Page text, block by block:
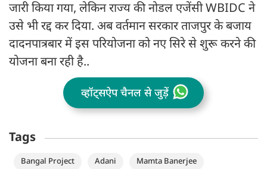
जारी किया गया, लेकिन राज्य की नोडल एजेंसी WBIDC ने
उसे भी रद्द कर दिया. अब वर्तमान सरकार ताजपुर के बजाय
दादनपात्रबार में इस परियोजना को नए सिरे से शुरू करने की
योजना बना रही है..
व्हॉट्सऐप चैनल से जुड़ें
Tags
Bangal Project Adani
Mamta Banerjee